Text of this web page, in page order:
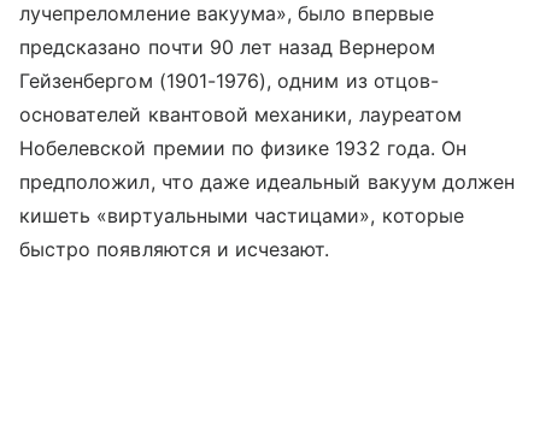
лучепреломление вакуума», было впервые
предсказано почти 90 лет назад Вернером
Гейзенбергом (1901-1976), одним из отцов-
основателей квантовой механики, лауреатом
Нобелевской премии по физике 1932 года. Он
предположил, что даже идеальный вакуум должен
кишеть «виртуальными частицами», которые
быстро появляются и исчезают.